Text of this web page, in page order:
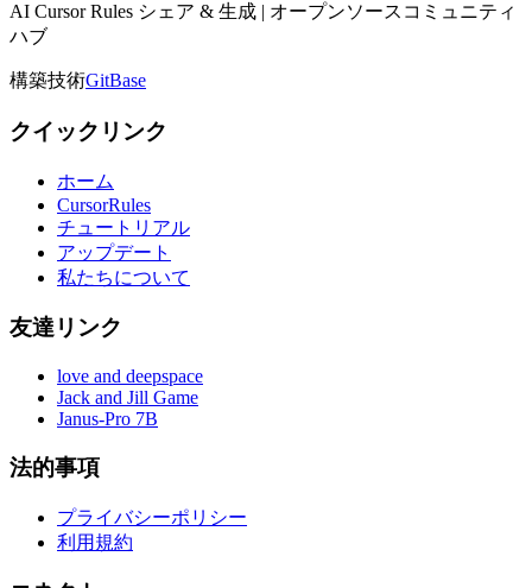
AI Cursor Rules シェア & 生成 | オープンソースコミュニティ
ハブ
構築技術GitBase
クイックリンク
ホーム
CursorRules
チュートリアル
アップデート
私たちについて
友達リンク
love and deepspace
Jack and Jill Game
Janus-Pro 7B
法的事項
プライバシーポリシー
利用規約